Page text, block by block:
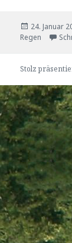
am
24. Januar
Regen
Stolz